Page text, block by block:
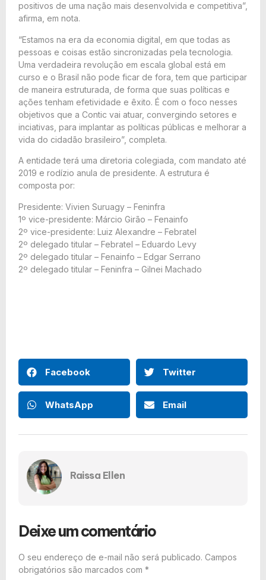
positivos de uma nação mais desenvolvida e competitiva”,
afirma, em nota.
“Estamos na era da economia digital, em que todas as
pessoas e coisas estão sincronizadas pela tecnologia.
Uma verdadeira revolução em escala global está em
curso e o Brasil não pode ficar de fora, tem que participar
de maneira estruturada, de forma que suas políticas e
ações tenham efetividade e êxito. É com o foco nesses
objetivos que a Contic vai atuar, convergindo setores e
inciativas, para implantar as políticas públicas e melhorar a
vida do cidadão brasileiro”, completa.
A entidade terá uma diretoria colegiada, com mandato até
2019 e rodízio anula de presidente. A estrutura é
composta por:
Presidente: Vivien Suruagy – Feninfra
1º vice-presidente: Márcio Girão – Fenainfo
2º vice-presidente: Luiz Alexandre – Febratel
2º delegado titular – Febratel – Eduardo Levy
2º delegado titular – Fenainfo – Edgar Serrano
2º delegado titular – Feninfra – Gilnei Machado
Facebook Twitter
WhatsApp Email
Raissa Ellen
Deixe um comentário
O seu endereço de e-mail não será publicado. Campos
obrigatórios são marcados com *